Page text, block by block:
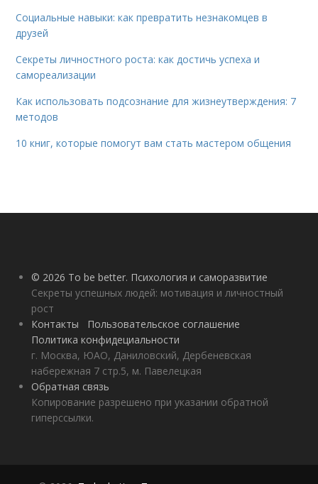
Социальные навыки: как превратить незнакомцев в
друзей
Секреты личностного роста: как достичь успеха и
самореализации
Как использовать подсознание для жизнеутверждения: 7
методов
10 книг, которые помогут вам стать мастером общения
© 2026 To be better. Психология и саморазвитие
Секреты успешных людей: мотивация и личностный
рост
Контакты
Пользовательское соглашение
Политика конфидециальности
г. Москва, ЮАО, Даниловский, Дербеневская
набережная 7 стр.5, м. Павелецкая
Обратная связь
Копирование разрешено при указании обратной
гиперссылки.